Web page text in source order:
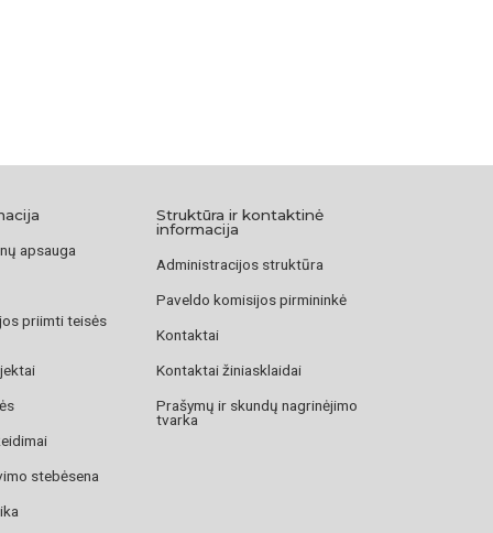
apsauga
priimti teisės
stebėsena
Struktūra ir kontaktinė
informacija
Administracijos struktūra
Paveldo komisijos pirmininkė
Kontaktai
Kontaktai žiniasklaidai
Prašymų ir skundų nagrinėjimo
tvarka